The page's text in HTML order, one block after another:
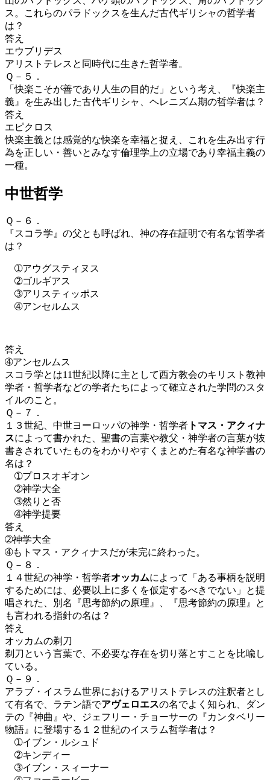
ス。これらのパラドックスを生んだ古代ギリシャの哲学者
は？
答え
エウブリデス
アリストテレス と同時代に生きた哲学者。
Ｑ－５．
「快楽こそが善であり人生の目的だ」という考え、『快楽主
義』を生み出した古代ギリシャ、ヘレニズム期の哲学者は？
答え
エピクロス
快楽主義とは感覚的な快楽を幸福と捉え、これを生み出す行
為を正しい・善いとみなす倫理学 上の立場であり 幸福主義の
一種。
中世哲学
Ｑ－６．
『スコラ学』の父とも呼ばれ、神の存在証明で有名な哲学者
は？
➀アウグスティヌス
➁ゴルギアス
➂アリスティッポス
➃アンセルムス
答え
➃アンセルムス
スコラ学とは11世紀以降に主として西方教会のキリスト教神
学者 ・哲学者などの学者たちによって確立された学問のスタ
イルのこと。
Ｑ－７．
１３世紀、中世ヨーロッパの神学・哲学者 トマス・アクィナ
スによって書かれた、聖書の言葉や教父 ・神学者の言葉が抜
書きされていたものをわかりやすくまとめた有名な神学書の
名は？
➀プロスオギオン
➁神学大全
➂然りと否
➃神学提要
答え
➁神学大全
➃も トマス・アクィナスだが未完に終わった。
Ｑ－８．
１４世紀の神学・哲学者オッカムによって「ある事柄を説明
するためには、必要以上に多くを仮定するべきでない」と提
唱された、別名『思考節約の原理』、『思考節約の原理』と
も言われる指針の名は？
答え
オッカムの剃刀
剃刀という言葉で、不必要な存在を切り落とすことを比喩し
ている。
Ｑ－９．
アラブ・イスラム世界におけるアリストテレスの注釈者とし
て有名で、ラテン語でアヴェロエスの名でよく知られ、ダン
テの『神曲』や、ジェフリー・チョーサーの『カンタベリー
物語』に登場する１２世紀のイスラム哲学者は？
➀イブン・ルシュド
➁キンディー
➂イブン・スィーナー